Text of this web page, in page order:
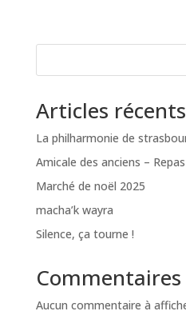
Articles récents
La philharmonie de
Amicale des anciens –
Marché de noël 2025
macha’k wayra
Silence, ça tourne !
Aucun commentaire à